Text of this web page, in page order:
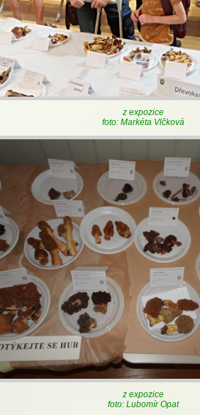
z expozice
foto: Markéta Vlčková
z expozice
foto: Lubomír Opat